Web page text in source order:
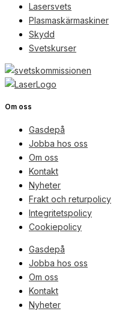
Lasersvets
Plasmaskärmaskiner
Skydd
Svetskurser
Om oss
Gasdepå
Jobba hos oss
Om oss
Kontakt
Nyheter
Frakt och returpolicy
Integritetspolicy
Cookiepolicy
Gasdepå
Jobba hos oss
Om oss
Kontakt
Nyheter